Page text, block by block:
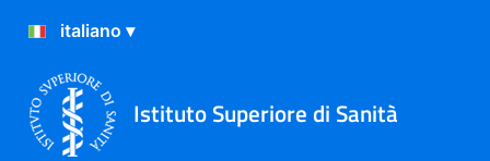
Istituto Superiore di Sanità